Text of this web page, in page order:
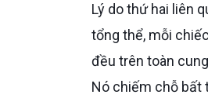
Lý do thứ hai liên quan trực tiếp đến thiết kế khớp cắn sau phục hình. Khi Bác sĩ lên kế hoạch phục hình
tổng thể, mỗi
đều trên toàn
Nó chiếm chỗ bất